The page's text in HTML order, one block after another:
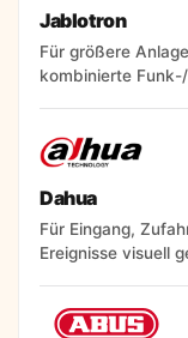
Jablotron
Für größere
kombinierte
Dahua
Für Eingang,
Ereignisse visuell